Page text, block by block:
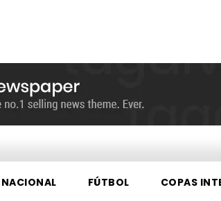
NACIONAL FÚTBOL COPAS